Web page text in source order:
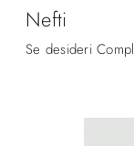
Nefti